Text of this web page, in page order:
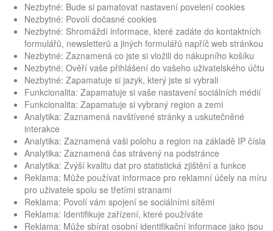
Nezbytné: Bude si pamatovat nastavení povelení cookies
Nezbytné: Povolí dočasné cookies
Nezbytné: Shromáždí informace, které zadáte do kontaktních
formulářů, newsletterů a jiných formulářů napříč web stránkou
Nezbytné: Zaznamená co jste si vložili do nákupního košíku
Nezbytné: Ověří vaše přihlášení do vašeho uživatelského účtu
Nezbytné: Zapamatuje si jazyk, který jste si vybrali
Funkcionalita: Zapamatuje si vaše nastavení sociálních médií
Funkcionalita: Zapamatuje si vybraný region a zemi
Analytika: Zaznamená navštívené stránky a uskutečněné
interakce
Analytika: Zaznamená vaši polohu a region na základě IP čísla
Analytika: Zaznamená čas strávený na podstránce
Analytika: Zvýší kvalitu dat pro statistická zjištění a funkce
Reklama: Může používat informace pro reklamní účely na míru
pro uživatele spolu se třetími stranami
Reklama: Povolí vám spojení se sociálními sítěmi
Reklama: Identifikuje zařízení, které používáte
Reklama: Může sbírat osobní identifikační informace jako jsou